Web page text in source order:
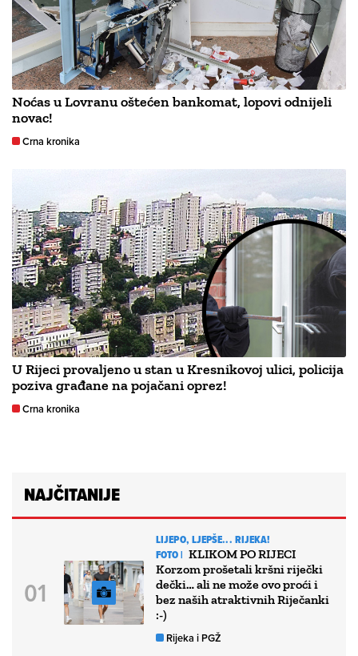
Noćas u Lovranu oštećen bankomat, lopovi odnijeli
novac!
Crna kronika
U Rijeci provaljeno u stan u Kresnikovoj ulici, policija
poziva građane na pojačani oprez!
Crna kronika
NAJČITANIJE
LIJEPO, LJEPŠE... RIJEKA!
FOTO | KLIKOM PO RIJECI
Korzom prošetali kršni riječki
dečki… ali ne može ovo proći i
bez naših atraktivnih Riječanki
:-)
Rijeka i PGŽ